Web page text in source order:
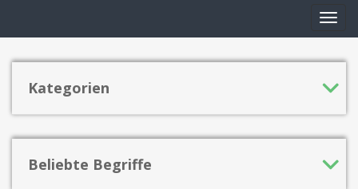
Kategorien
Beliebte Begriffe